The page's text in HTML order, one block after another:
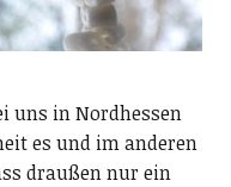
uns in Nordhessen
es und im anderen
draußen nur ein